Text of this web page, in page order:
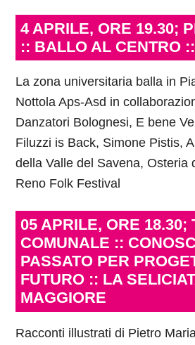
4 APRILE, ORE 19.30;
:: BALLO AL CENTRO
La zona universitaria balla in
Nottola Aps-Asd in
Danzatori Bolognesi, E bene
Filuzzi is Back, Simone Pistis,
della Valle del Savena, Osteria
Reno Folk Festival
05 APRILE, ORE 18.30;
COMUNALE ::
PASSATO PER
FUTURO :: LA
MAGGIORE
Racconti illustrati di Pietro